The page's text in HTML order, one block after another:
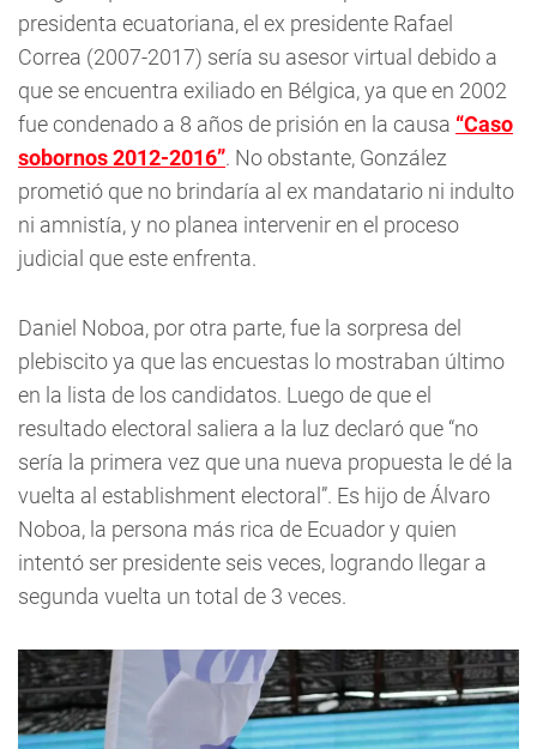
presidenta ecuatoriana, el ex presidente Rafael
Correa (2007-2017) sería su asesor virtual debido a
que se encuentra exiliado en Bélgica, ya que en 2002
fue condenado a 8 años de prisión en la causa “Caso
sobornos 2012-2016”. No obstante, González
prometió que no brindaría al ex mandatario ni indulto
ni amnistía, y no planea intervenir en el proceso
judicial que este enfrenta.
Daniel Noboa, por otra parte, fue la sorpresa del
plebiscito ya que las encuestas lo mostraban último
en la lista de los candidatos. Luego de que el
resultado electoral saliera a la luz declaró que “no
sería la primera vez que una nueva propuesta le dé la
vuelta al establishment electoral”. Es hijo de Álvaro
Noboa, la persona más rica de Ecuador y quien
intentó ser presidente seis veces, logrando llegar a
segunda vuelta un total de 3 veces.